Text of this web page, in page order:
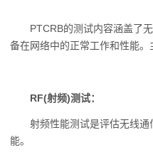
PTCRB的测试内容涵盖了无
备在网络中的正常工作和性能。
RF(射频)测试：
射频性能测试是评估无线通
能。